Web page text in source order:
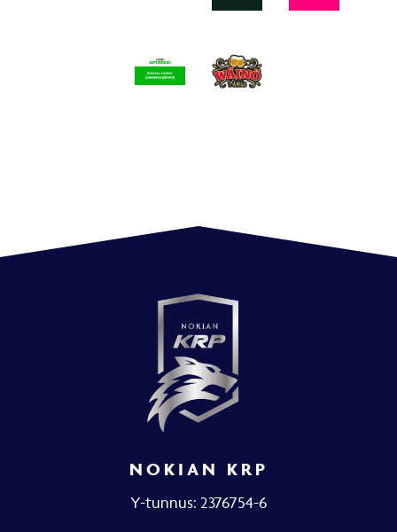
NOKIAN KRP
Y-tunnus: 2376754-6